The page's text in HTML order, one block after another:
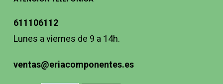
611106112
Lunes a viernes de 9 a 14h.
ventas@eriacomponentes.es